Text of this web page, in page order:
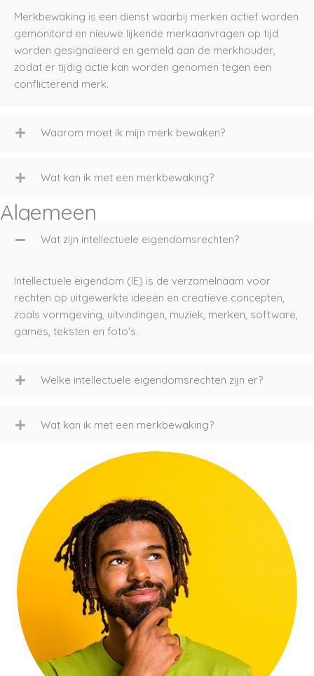
Merkbewaking is een dienst waarbij merken actief worden
gemonitord en nieuwe lijkende merkaanvragen op tijd
worden gesignaleerd en gemeld aan de merkhouder,
zodat er tijdig actie kan worden genomen tegen een
conflicterend merk.
Waarom moet ik mijn merk bewaken?
Wat kan ik met een merkbewaking?
Algemeen
Wat zijn intellectuele eigendomsrechten?
Intellectuele eigendom (IE) is de verzamelnaam voor
rechten op uitgewerkte ideeën en creatieve concepten,
zoals vormgeving, uitvindingen, muziek, merken, software,
games, teksten en foto's.
Welke intellectuele eigendomsrechten zijn er?
Wat kan ik met een merkbewaking?